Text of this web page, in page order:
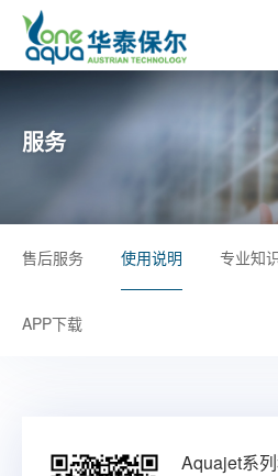
服务
售后服务 使用说明 专业知
APP下载
Aquajet系